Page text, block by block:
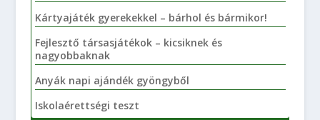
Kártyajáték gyerekekkel – bárhol és bármikor!
Fejlesztő társasjátékok – kicsiknek és
nagyobbaknak
Anyák napi ajándék gyöngyből
Iskolaérettségi teszt